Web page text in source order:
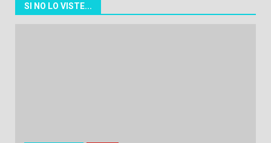
SI NO LO VISTE...